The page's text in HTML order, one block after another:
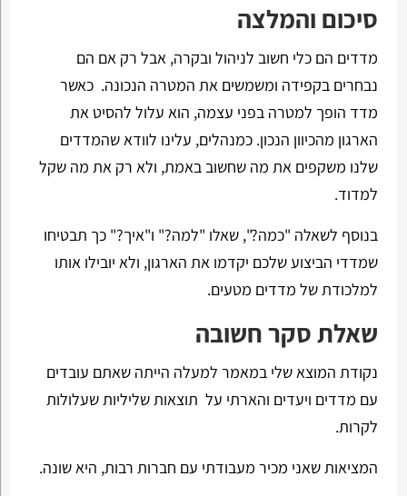
סיכום והמלצה
מדדים הם כלי חשוב לניהול ובקרה, אבל רק אם הם
נבחרים בקפידה ומשמשים את המטרה הנכונה. כאשר
מדד הופך למטרה בפני עצמה, הוא עלול להסיט את
הארגון מהכיוון הנכון. כמנהלים, עלינו לוודא שהמדדים
שלנו משקפים את מה שחשוב באמת, ולא רק את מה שקל
למדוד.
בנוסף לשאלה "כמה?", שאלו "למה?" ו"איך?" כך תבטיחו
שמדדי הביצוע שלכם יקדמו את הארגון, ולא יובילו אותו
למלכודת של מדדים מטעים.
שאלת סקר חשובה
נקודת המוצא שלי במאמר למעלה הייתה שאתם עובדים
עם מדדים ויעדים והארתי על תוצאות שליליות שעלולות
לקרות.
המציאות שאני מכיר מעבודתי עם חברות רבות, היא שונה.